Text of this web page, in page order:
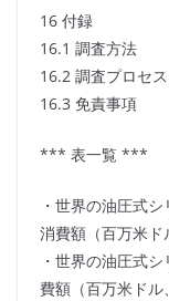
16 付録
16.1 調査方法
16.2 調査プロセ
16.3 免責事項
*** 表一覧 ***
・世界の油圧式
消費額（百万米ド
・世界の油圧式
費額（百万米ドル